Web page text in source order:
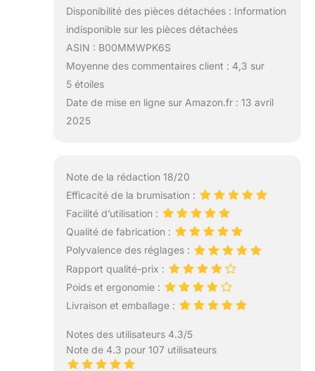
Disponibilité des pièces détachées : Information
indisponible sur les pièces détachées
ASIN : B00MMWPK6S
Moyenne des commentaires client : 4,3 sur
5 étoiles
Date de mise en ligne sur Amazon.fr : 13 avril
2025
Note de la rédaction 18/20
Efficacité de la brumisation :
Facilité d’utilisation :
Qualité de fabrication :
Polyvalence des réglages :
Rapport qualité-prix :
Poids et ergonomie :
Livraison et emballage :
Notes des utilisateurs 4.3/5
Note de 4.3 pour 107 utilisateurs